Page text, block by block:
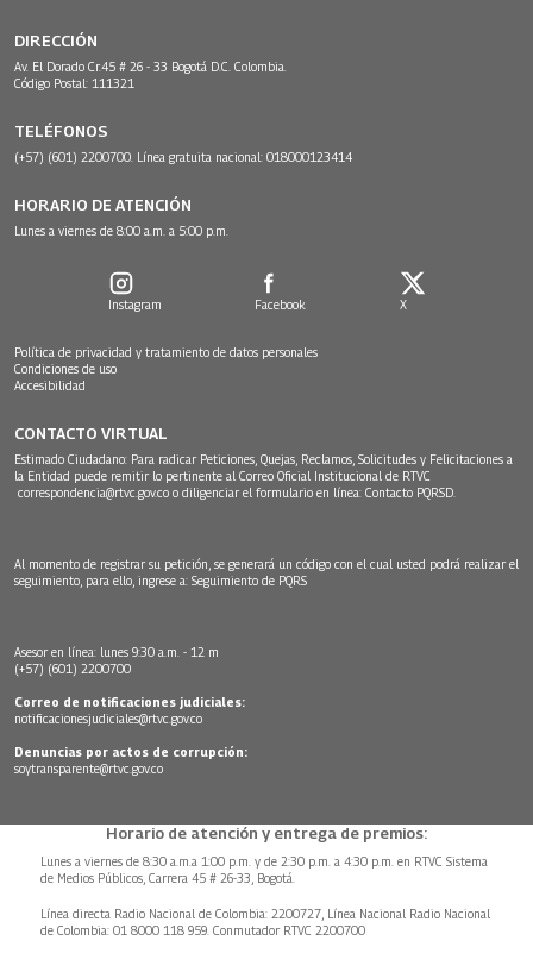
DIRECCIÓN
Av. El Dorado Cr.45 # 26 - 33 Bogotá D.C. Colombia.
Código Postal: 111321
TELÉFONOS
(+57) (601) 2200700. Línea gratuita nacional: 018000123414
HORARIO DE ATENCIÓN
Lunes a viernes de 8:00 a.m. a 5:00 p.m.
Instagram Facebook X
Política de privacidad y tratamiento de datos personales
Condiciones de uso
Accesibilidad
CONTACTO VIRTUAL
Estimado Ciudadano: Para radicar Peticiones, Quejas, Reclamos, Solicitudes y Felicitaciones a
la Entidad puede remitir lo pertinente al Correo Oficial Institucional de RTVC
correspondencia@rtvc.gov.co o diligenciar el formulario en línea: Contacto PQRSD.
Al momento de registrar su petición, se generará un código con el cual usted podrá realizar el
seguimiento, para ello, ingrese a: Seguimiento de PQRS
Asesor en línea: lunes 9:30 a.m. - 12 m
(+57) (601) 2200700
Correo de notificaciones judiciales:
notificacionesjudiciales@rtvc.gov.co
Denuncias por actos de corrupción:
soytransparente@rtvc.gov.co
Horario de atención y entrega de premios:
Lunes a viernes de 8:30 a.m.a 1:00 p.m. y de 2:30 p.m. a 4:30 p.m. en RTVC Sistema
de Medios Públicos, Carrera 45 # 26-33, Bogotá.
Línea directa Radio Nacional de Colombia: 2200727, Línea Nacional Radio Nacional
de Colombia: 01 8000 118 959. Conmutador RTVC 2200700